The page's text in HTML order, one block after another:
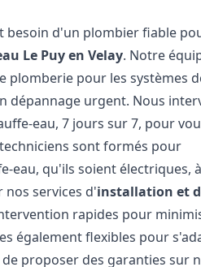
besoin d'un plombier fiable
Le Puy en Velay. Notre
plomberie pour les systèmes
dépannage urgent. Nous
eau, 7 jours sur 7, pour
sont formés pour
eau, qu'ils soient électriques,
services d'installation et
rapides pour
également flexibles pour
proposer des garanties sur